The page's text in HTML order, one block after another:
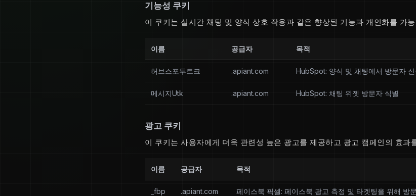
기능성 쿠키
이 쿠키는 실시간 채팅 및 양식 상호 작용과 같은 향상된 기능과 개인화를 가
이름 공급자 목적
허브스포투트크 .apiant.com HubSpot: 양식 및 채팅에서 방문자 신
메시지Utk .apiant.com HubSpot: 채팅 위젯 방문자 식별
광고 쿠키
이 쿠키는 사용자에게 더욱 관련성 높은 광고를 제공하고 광고 캠페인의 효과
이름 공급자 목적
_fbp .apiant.com 페이스북 픽셀: 페이스북 광고 측정 및 타겟팅을 위해 방